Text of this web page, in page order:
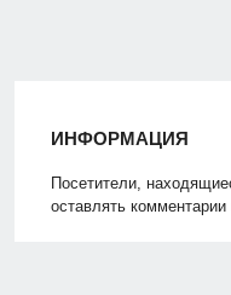
ИНФОРМАЦИЯ
Посетители,
оставлять